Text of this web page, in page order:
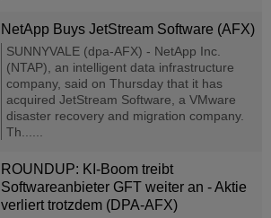
NetApp Buys JetStream Software (AFX)
SUNNYVALE (dpa-AFX) - NetApp Inc.
(NTAP), an intelligent data infrastructure
company, said on Thursday that it has
acquired JetStream Software, a VMware
disaster recovery and migration company.
Th......
ROUNDUP: KI-Boom treibt
Softwareanbieter GFT weiter an - Aktie
verliert trotzdem (DPA-AFX)